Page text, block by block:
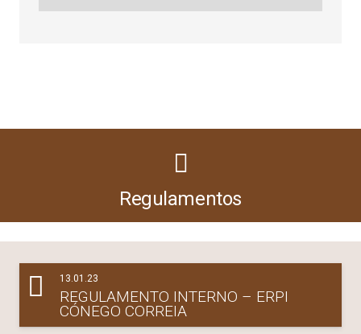
Regulamentos
13.01.23
REGULAMENTO INTERNO – ERPI
CÓNEGO CORREIA